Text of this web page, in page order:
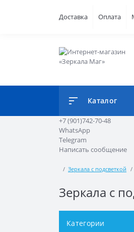
Доставка Оплата
Каталог
+7 (901)742-70-48
WhatsApp
Telegram
Написать сообщение
Зеркала с подсветкой
Зеркала с
Категории